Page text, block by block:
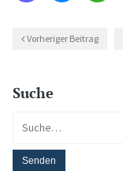
Vorheriger Beitrag
Suche